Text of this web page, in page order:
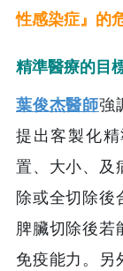
性感染症』的
精準醫療的目
葉俊杰醫師強
提出客製化
置、大小、及
除或全切除後
脾臟切除後若
免疫能力。另